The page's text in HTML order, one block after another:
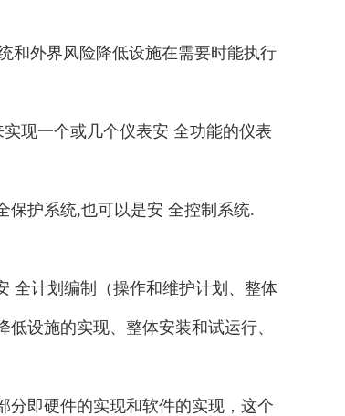
和外界风险降低设施在需要时能执行
实现一个或几个仪表安 全功能的仪表
保护系统,也可以是安 全控制系统.
全计划编制（操作和维护计划、整体
设施的实现、整体安装和试运行、
分即硬件的实现和软件的实现，这个